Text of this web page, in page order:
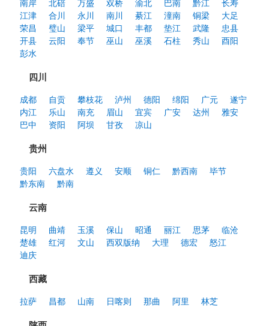
南岸 北碚 万盛 双桥 渝北 巴南 黔江
长寿
江津
合川 永川 南川 綦江 潼南 铜梁
大足
荣昌
璧山 梁平 城口 丰都 垫江 武隆
忠县
开县
云阳 奉节 巫山 巫溪 石柱 秀山
酉阳
彭水
四川
成都 自贡 攀枝花 泸州 德阳 绵阳 广元
遂宁
内江
乐山 南充 眉山 宜宾 广安 达州
雅安
巴中
资阳 阿坝 甘孜 凉山
贵州
贵阳 六盘水 遵义 安顺 铜仁 黔西南
毕节
黔东南
黔南
云南
昆明 曲靖 玉溪 保山 昭通 丽江 思茅
临沧
楚雄
红河 文山 西双版纳 大理 德宏
怒江
迪庆
西藏
拉萨 昌都 山南 日喀则 那曲 阿里 林芝